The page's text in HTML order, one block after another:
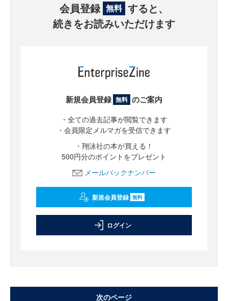
会員登録 無料 すると、
続きをお読みいただけます
新規会員登録 無料 のご案内
・全ての過去記事が閲覧できます
・会員限定メルマガを受信できます
・翔泳社の本が買える！
500円分のポイントをプレゼント
メールバックナンバー
新規会員登録 無料
ログイン
次のページ